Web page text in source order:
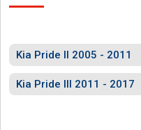
Kia Pride II 2005 - 2011
Kia Pride III 2011 - 2017